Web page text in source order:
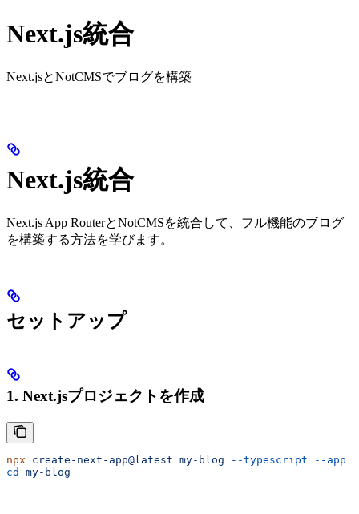
Next.js統合
Next.jsとNotCMSでブログを構築
Next.js統合
Next.js App RouterとNotCMSを統合して、フル機能のブログ
を構築する方法を学びます。
セットアップ
1. Next.jsプロジェクトを作成
npx create-next-app@latest my-blog --typescript --app
cd
my-blog